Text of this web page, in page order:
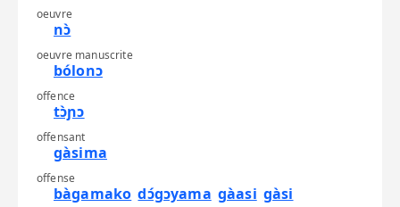
oeuvre
nɔ̀
oeuvre manuscrite
bólonɔ
offence
tɔ̀ɲɔ
offensant
gàsima
offense
bàgamako dɔ́gɔyama gàasi gàsi